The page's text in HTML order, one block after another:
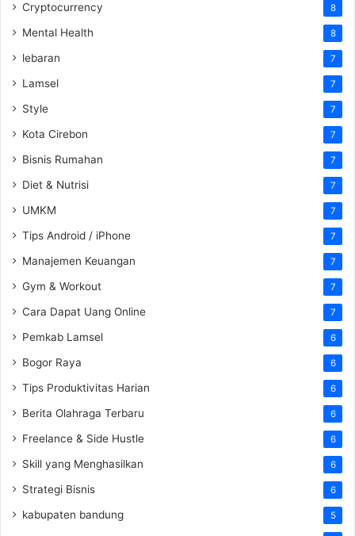
Cryptocurrency 8
Mental Health 8
lebaran 7
Lamsel 7
Style 7
Kota Cirebon 7
Bisnis Rumahan 7
Diet & Nutrisi 7
UMKM 7
Tips Android / iPhone 7
Manajemen Keuangan 7
Gym & Workout 7
Cara Dapat Uang Online 7
Pemkab Lamsel 6
Bogor Raya 6
Tips Produktivitas Harian 6
Berita Olahraga Terbaru 6
Freelance & Side Hustle 6
Skill yang Menghasilkan 6
Strategi Bisnis 6
kabupaten bandung 5